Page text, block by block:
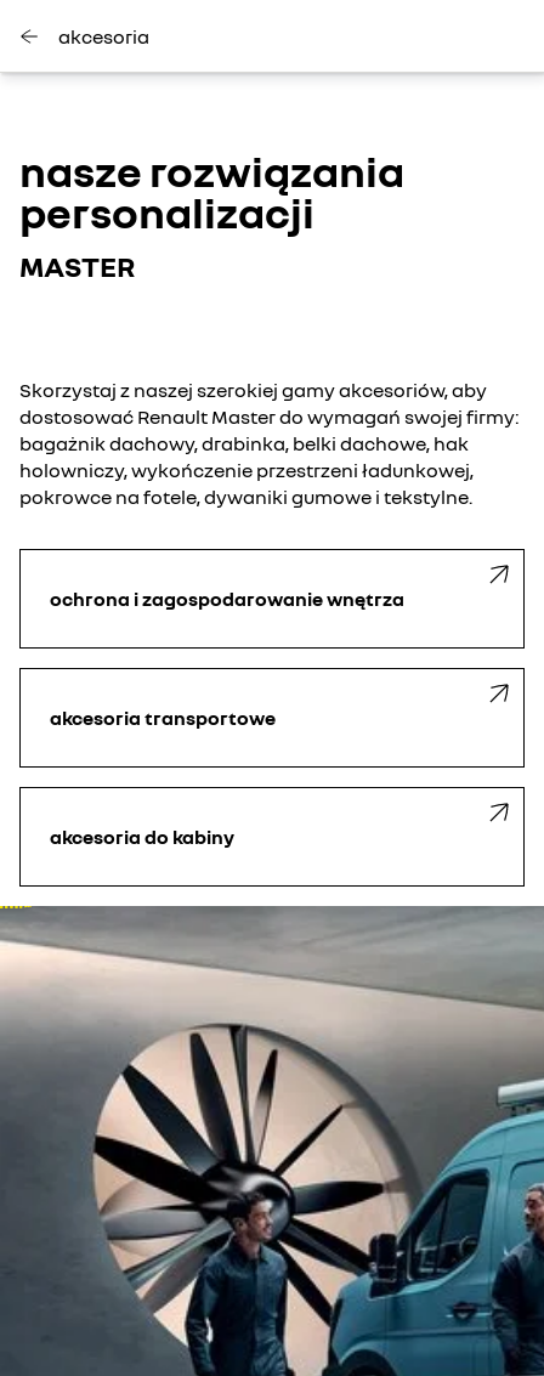
akcesoria
nasze rozwiązania
personalizacji
MASTER
Skorzystaj z naszej szerokiej gamy akcesoriów, aby
dostosować Renault Master do wymagań swojej firmy:
bagażnik dachowy, drabinka, belki dachowe, hak
holowniczy, wykończenie przestrzeni ładunkowej,
pokrowce na fotele, dywaniki gumowe i tekstylne.
ochrona i zagospodarowanie wnętrza
akcesoria transportowe
akcesoria do kabiny